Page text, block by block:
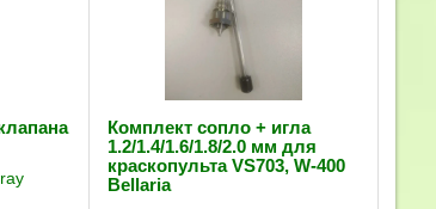
Комплект сопло + игла
1.2/1.4/1.6/1.8/2.0 мм для
краскопульта VS703, W-400
Bellaria